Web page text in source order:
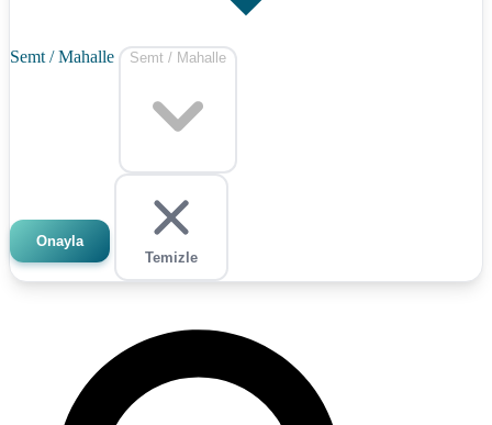
Semt / Mahalle Semt / Mahalle
Onayla
Temizle